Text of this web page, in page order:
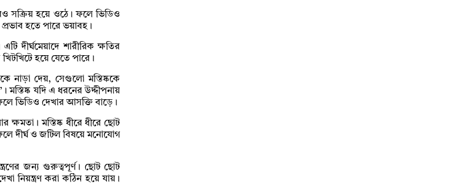
সক্রিয় হয়ে ওঠে। ফলে ভিডিও
হতে পারে ভয়াবহ।
দীর্ঘমেয়াদে শারীরিক ক্ষতির
হয়ে যেতে পারে।
নাড়া দেয়, সেগুলো মস্তিষ্ককে
মস্তিষ্ক যদি এ ধরনের উদ্দীপনায়
ভিডিও দেখার আসক্তি বাড়ে।
মস্তিষ্ক ধীরে ধীরে ছোট
দীর্ঘ ও জটিল বিষয়ে মনোযোগ
জন্য গুরুত্বপূর্ণ। ছোট ছোট
নিয়ন্ত্রণ করা কঠিন হয়ে যায়।